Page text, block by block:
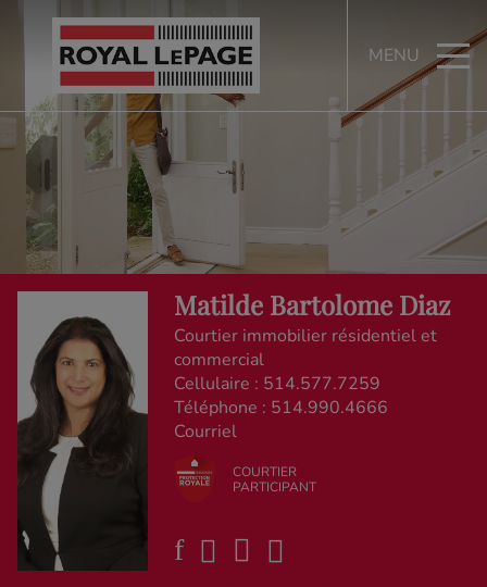
MENU
Matilde Bartolome Diaz
Courtier immobilier résidentiel et
commercial
Cellulaire : 514.577.7259
Téléphone : 514.990.4666
Courriel
COURTIER
PARTICIPANT